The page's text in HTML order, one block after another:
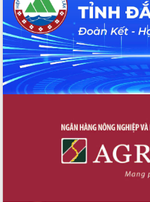
Tập huấn ứng dụng trí tuệ nhân tạo (AI)
trong thương mại điện tử năm 2026
Đoàn đại biểu Quốc hội tỉnh Đắk Lắk
trao đổi thông tin trước Kỳ họp thứ
nhất, Quốc hội khóa XVI
Quyết liệt cải cách hành chính, khơi
tỉnh thông qua hiện đại hóa hành chính
Xã Ea Phê gắn cải cách hành chính với
chuyển đổi số
Phó Chủ tịch Thường trực UBND tỉnh